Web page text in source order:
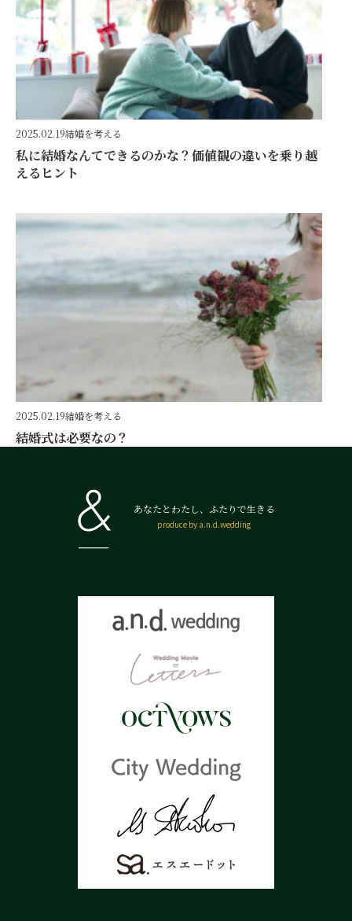
2025.02.19結婚を考える
私に結婚なんてできるのかな？価値観の違いを乗り越
えるヒント
2025.02.19結婚を考える
結婚式は必要なの？
あなたとわたし、ふたりで生きる
produce by a.n.d.wedding